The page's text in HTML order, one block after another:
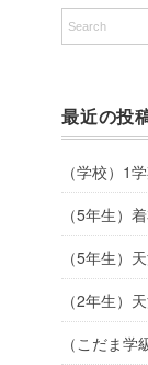
最近の投
（学校）1
（5年生）
（5年生）
（2年生）
（こだま